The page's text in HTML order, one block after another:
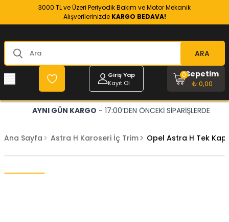
3000 TL ve Üzeri Periyodik Bakım ve Motor Mekanik
Alışverilerinizde KARGO BEDAVA!
ARA
Giriş Yap
Kayıt Ol
Sepetim
₺ 0,00
0
AYNI GÜN KARGO - 17:00’DEN ÖNCEKİ SİPARİŞLERDE
Ana Sayfa Astra H Karoseri İç Trim Opel Astra H Tek